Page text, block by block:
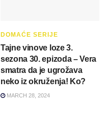
DOMAĆE SERIJE
Tajne vinove loze 3.
sezona 30. epizoda – Vera
smatra da je ugrožava
neko iz okruženja! Ko?
MARCH 28, 2024